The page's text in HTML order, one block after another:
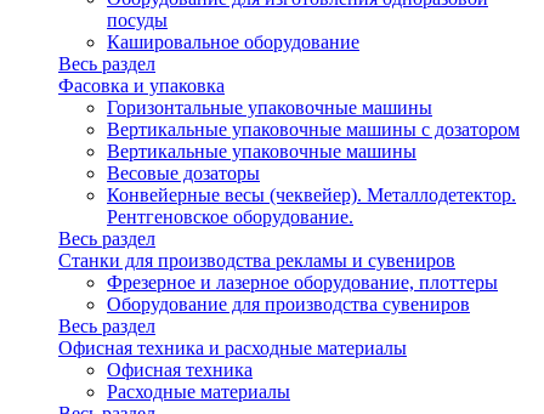
посуды
Кашировальное оборудование
Весь раздел
Фасовка и упаковка
Горизонтальные упаковочные машины
Вертикальные упаковочные машины с дозатором
Вертикальные упаковочные машины
Весовые дозаторы
Конвейерные весы (чеквейер). Металлодетектор.
Рентгеновское оборудование.
Весь раздел
Станки для производства рекламы и сувениров
Фрезерное и лазерное оборудование, плоттеры
Оборудование для производства сувениров
Весь раздел
Офисная техника и расходные материалы
Офисная техника
Расходные материалы